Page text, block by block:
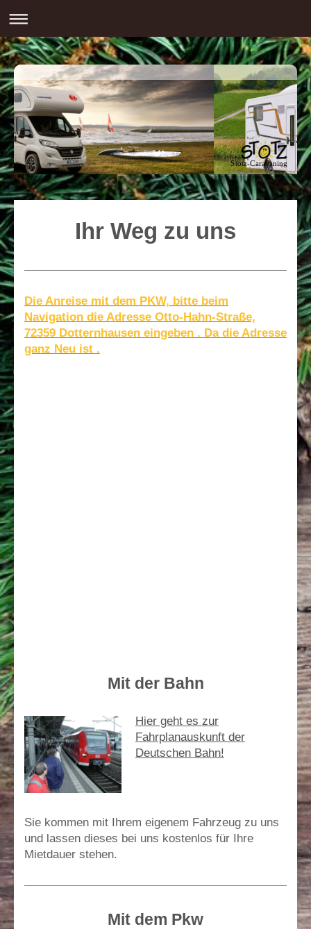
Stotz-Caravaning
Ihr Weg zu uns
Die Anreise mit dem PKW, bitte beim
Navigation die Adresse Otto-Hahn-Straße,
72359 Dotternhausen eingeben . Da die Adresse
ganz Neu ist .
Mit der Bahn
Hier geht es zur
Fahrplanauskunft der
Deutschen Bahn!
Sie kommen mit Ihrem eigenem Fahrzeug zu uns
und lassen dieses bei uns kostenlos für Ihre
Mietdauer stehen.
Mit dem Pkw